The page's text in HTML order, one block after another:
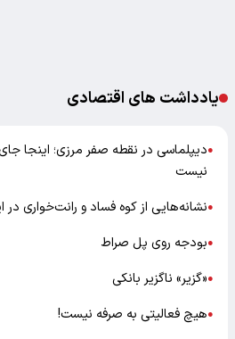
یادداشت های اقتصادی
●دیپلماسی در نقطه صفر مرزی؛ اینجا
نیست
●نشانه‌هایی از کوه فساد و رانت‌خواری در
●بودجه روی پل صراط
●«گزیر» ناگزیر بانکی
●هیچ فعالیتی به صرفه نیست!